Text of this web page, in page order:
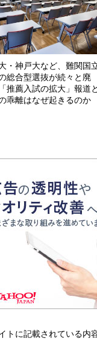
・神戸大など、難関国
総合型選抜が続々と廃
推薦入試の拡大」報道と
乖離はなぜ起きるのか
トに記載されている内